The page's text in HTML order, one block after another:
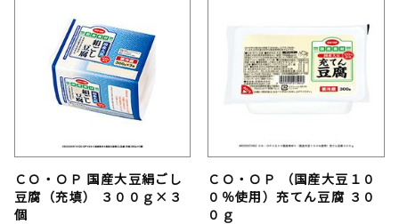
ＣＯ・ＯＰ 国産大豆絹ごし
豆腐（充填） ３００ｇ×３
個
ＣＯ・ＯＰ （国産大豆１０
０％使用）充てん豆腐 ３０
０ｇ